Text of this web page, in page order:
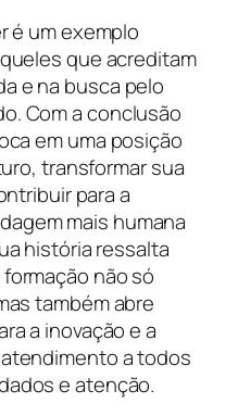
é um exemplo
que acreditam
e na busca pelo
Com a conclusão
em uma posição
transformar sua
para a
mais humana
história ressalta
não só
também abre
a inovação e a
a todos
e atenção.